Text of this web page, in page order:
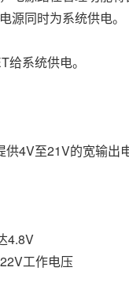
源同时为系统供电。
系统供电。
4V至21V的宽输出
4.8V
工作电压